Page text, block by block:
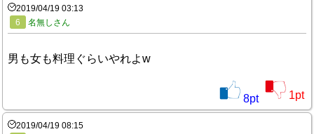
2019/04/19 03:13
6
名無しさん
男も女も料理ぐらいやれよw
8pt 1pt
2019/04/19 08:15